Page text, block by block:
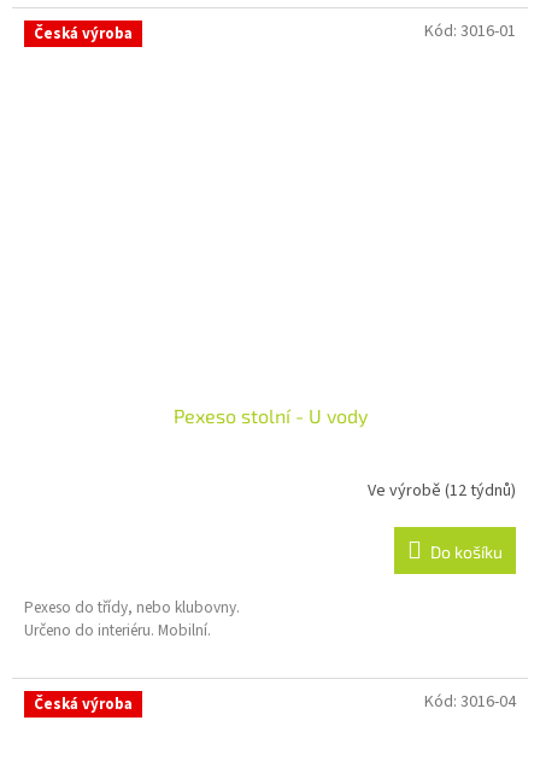
Česká výroba
Pexeso stolní - U vody
Ve výrobě (12 týdnů)
Do košíku
Pexeso do třídy, nebo klubovny.
Určeno do interiéru. Mobilní.
Kód: 3016-01
Česká výroba Kód: 3016-04